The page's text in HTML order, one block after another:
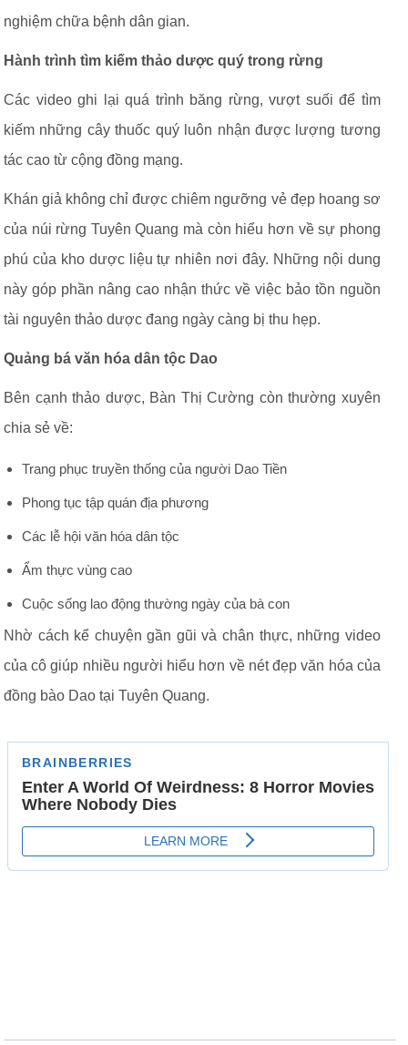
nghiệm chữa bệnh dân gian.
Hành trình tìm kiếm thảo dược quý trong rừng
Các video ghi lại quá trình băng rừng, vượt suối để tìm
kiếm những cây thuốc quý luôn nhận được lượng tương
tác cao từ cộng đồng mạng.
Khán giả không chỉ được chiêm ngưỡng vẻ đẹp hoang sơ
của núi rừng Tuyên Quang mà còn hiểu hơn về sự phong
phú của kho dược liệu tự nhiên nơi đây. Những nội dung
này góp phần nâng cao nhận thức về việc bảo tồn nguồn
tài nguyên thảo dược đang ngày càng bị thu hẹp.
Quảng bá văn hóa dân tộc Dao
Bên cạnh thảo dược, Bàn Thị Cường còn thường xuyên
chia sẻ về:
Trang phục truyền thống của người Dao Tiền
Phong tục tập quán địa phương
Các lễ hội văn hóa dân tộc
Ẩm thực vùng cao
Cuộc sống lao động thường ngày của bà con
Nhờ cách kể chuyện gần gũi và chân thực, những video
của cô giúp nhiều người hiểu hơn về nét đẹp văn hóa của
đồng bào Dao tại Tuyên Quang.